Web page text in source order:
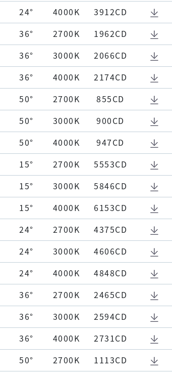
24° 4000K 3912CD
36° 2700K 1962CD
36° 3000K 2066CD
36° 4000K 2174CD
50° 2700K 855CD
50° 3000K 900CD
50° 4000K 947CD
15° 2700K 5553CD
15° 3000K 5846CD
15° 4000K 6153CD
24° 2700K 4375CD
24° 3000K 4606CD
24° 4000K 4848CD
36° 2700K 2465CD
36° 3000K 2594CD
36° 4000K 2731CD
50° 2700K 1113CD